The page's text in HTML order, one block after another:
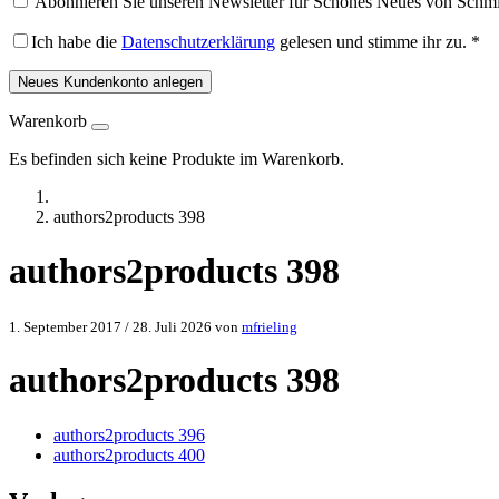
Ich habe die Datenschutzerklärung gelesen und stimme ihr zu. *
Neues Kundenkonto anlegen
Warenkorb
Es befinden sich keine Produkte im Warenkorb.
authors2products 398
authors2products 398
1. September 2017 / 28. Juli 2026 von mfrieling
authors2products 398
authors2products 396
authors2products 400